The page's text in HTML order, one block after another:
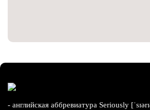
- английская аббревиатура Seriously